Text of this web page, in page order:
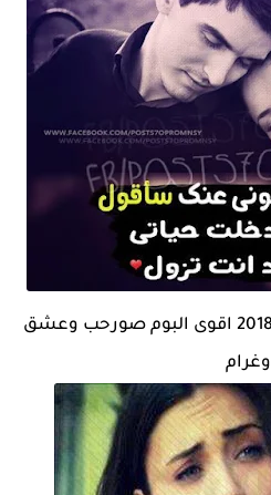
صورحب رومنسيه جديدة 2018 اقوى البوم صورحب وعشق
وغرام